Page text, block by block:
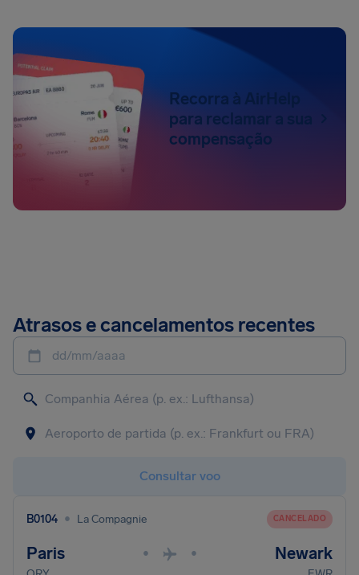
Recorra à AirHelp
para reclamar a sua
compensação
Atrasos e cancelamentos recentes
dd/mm/aaaa
Consultar voo
B0104 • La Compagnie CANCELADO
Paris • • Newark